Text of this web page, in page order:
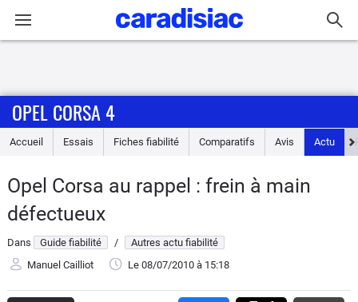
Accueil
Essais
Guide
d'achat
Electriques
OPEL CORSA 4
Accueil Essais Fiches fiabilité Comparatifs Avis Actu
Opel Corsa au rappel : frein à main
défectueux
Dans Guide fiabilité /
Autres actu fiabilité
Manuel Cailliot
Le 08/07/2010 à 15:18